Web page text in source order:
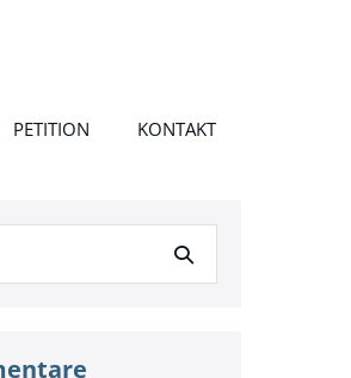
PETITION KONTAKT